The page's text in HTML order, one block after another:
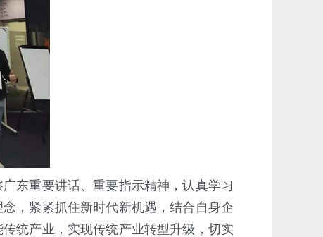
东重要讲话、重要指示精神，认真学习
，紧紧抓住新时代新机遇，结合自身企
统产业，实现传统产业转型升级，切实